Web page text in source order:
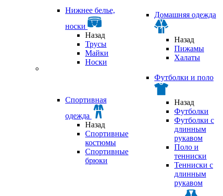
Нижнее белье,
носки
Назад
Трусы
Майки
Носки
Домашняя одежда
Назад
Пижамы
Халаты
Спортивная
одежда
Назад
Спортивные
костюмы
Спортивные
брюки
Футболки и поло
Назад
Футболки
Футболки с
длинным
рукавом
Поло и
тенниски
Тенниски с
длинным
рукавом